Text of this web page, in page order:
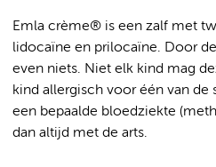
Emla crème® is een zalf met
lidocaïne en prilocaïne. Door
even niets. Niet elk kind mag
kind allergisch voor één van de
een bepaalde bloedziekte
dan altijd met de arts.